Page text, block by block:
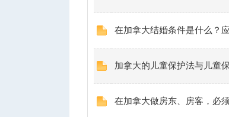
在加拿大结婚条件是什么？
加拿大的儿童保护法与儿童
在加拿大做房东、房客，必